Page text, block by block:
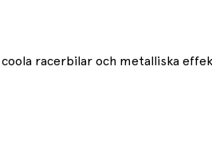
racerbilar och metalliska